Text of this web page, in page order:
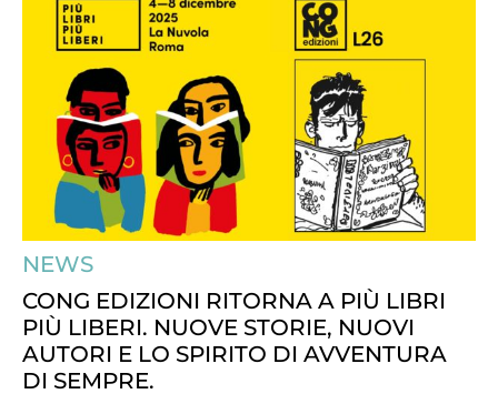
NEWS
CONG EDIZIONI RITORNA A PIÙ LIBRI
PIÙ LIBERI. NUOVE STORIE, NUOVI
AUTORI E LO SPIRITO DI AVVENTURA
DI SEMPRE.